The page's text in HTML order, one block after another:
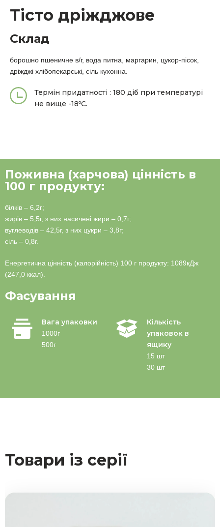
Тісто дріжджове
Склад
борошно пшеничне в/г, вода питна, маргарин, цукор-пісок,
дріжджі хлібопекарські, сіль кухонна.
Термін придатності : 180 діб при температурі
не вище -18ºС.
Поживна (харчова) цінність в
100 г продукту:
білків – 6,2г;
жирів – 5,5г, з них насичені жири – 0,7г;
вуглеводів – 42,5г, з них цукри – 3,8г;
сіль – 0,8г.
Енергетична цінність (калорійність) 100 г продукту: 1089кДж
(247,0 ккал).
Фасування
Вага упаковки
1000г
500г
Кількість
упаковок в
ящику
15 шт
30 шт
Товари із серії